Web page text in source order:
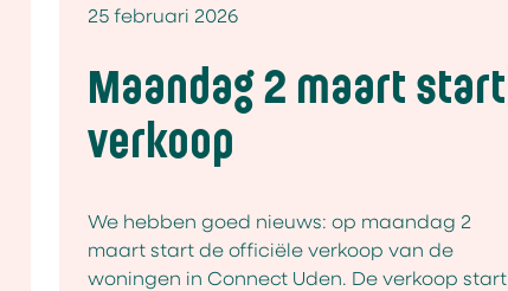
25 februari 2026
Maandag 2 maart start
verkoop
We hebben goed nieuws: op maandag 2
maart start de officiële verkoop van de
woningen in Connect Uden. De verkoop start